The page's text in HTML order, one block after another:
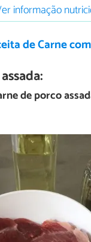
informação
de Carne
de porco